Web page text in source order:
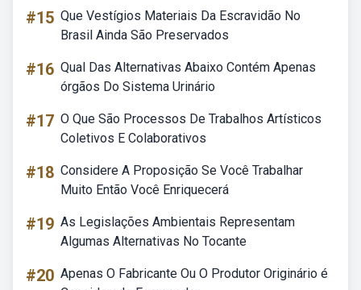
#15 Que Vestígios Materiais Da Escravidão No
Brasil Ainda São Preservados
#16 Qual Das Alternativas Abaixo Contém Apenas
órgãos Do Sistema Urinário
#17 O Que São Processos De Trabalhos Artísticos
Coletivos E Colaborativos
#18 Considere A Proposição Se Você Trabalhar
Muito Então Você Enriquecerá
#19 As Legislações Ambientais Representam
Algumas Alternativas No Tocante
#20 Apenas O Fabricante Ou O Produtor Originário é